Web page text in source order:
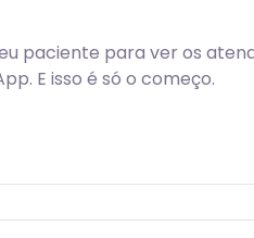
paciente para ver os
E isso é só o começo.